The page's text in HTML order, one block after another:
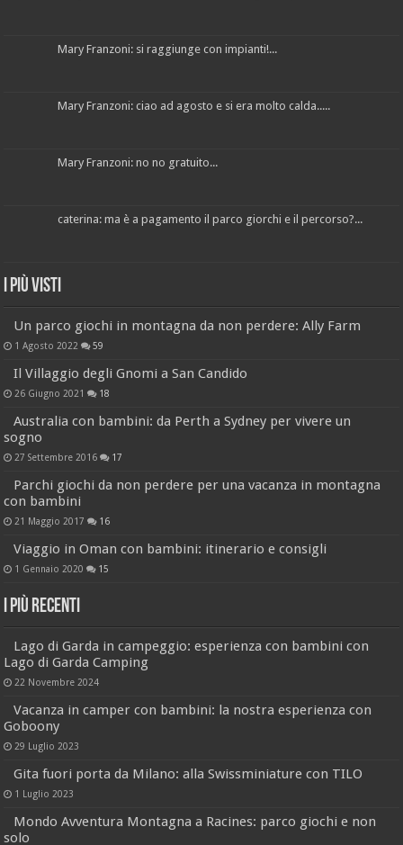
Mary Franzoni: si raggiunge con impianti!...
Mary Franzoni: ciao ad agosto e si era molto calda.....
Mary Franzoni: no no gratuito...
caterina: ma è a pagamento il parco giorchi e il percorso?...
I più visti
Un parco giochi in montagna da non perdere: Ally Farm
1 Agosto 2022 59
Il Villaggio degli Gnomi a San Candido
26 Giugno 2021 18
Australia con bambini: da Perth a Sydney per vivere un
sogno
27 Settembre 2016 17
Parchi giochi da non perdere per una vacanza in montagna
con bambini
21 Maggio 2017 16
Viaggio in Oman con bambini: itinerario e consigli
1 Gennaio 2020 15
I più recenti
Lago di Garda in campeggio: esperienza con bambini con
Lago di Garda Camping
22 Novembre 2024
Vacanza in camper con bambini: la nostra esperienza con
Goboony
29 Luglio 2023
Gita fuori porta da Milano: alla Swissminiature con TILO
1 Luglio 2023
Mondo Avventura Montagna a Racines: parco giochi e non
solo